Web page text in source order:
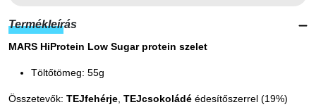
Termékleírás
MARS HiProtein Low Sugar protein szelet
Töltőtömeg: 55g
Összetevők: TEJfehérje, TEJcsokoládé édesítőszerrel (19%)